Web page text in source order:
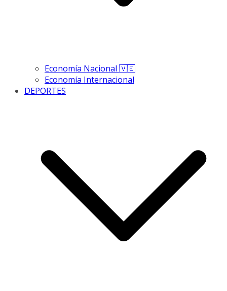
Economía Nacional 🇻🇪
Economía Internacional
DEPORTES